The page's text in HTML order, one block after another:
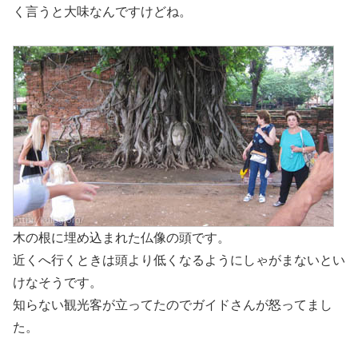
く言うと大味なんですけどね。
木の根に埋め込まれた仏像の頭です。
近くへ行くときは頭より低くなるようにしゃがまないとい
けなそうです。
知らない観光客が立ってたのでガイドさんが怒ってまし
た。